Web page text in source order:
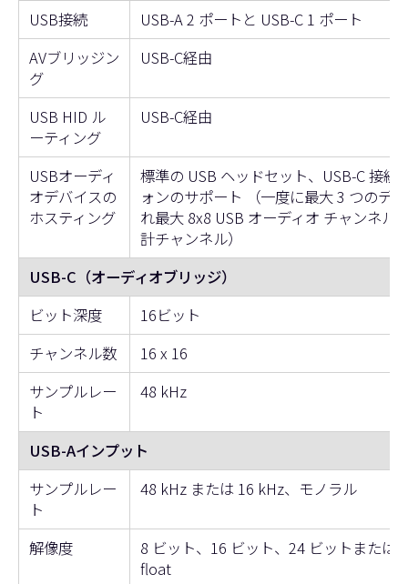
USB接続
USB-A 2 ポートと USB-C 1 ポート
AVブリッジン
グ
USB-C経由
USB HID ル
ーティング
USB-C経由
USBオーディ
オデバイスの
ホスティング
標準の USB ヘッドセット、USB-C 接続
ォンのサポート （一度に最大 3 つのデ
れ最大 8x8 USB オーディオ チャンネル
計チャンネル）
USB-C（オーディオブリッジ）
ビット深度
16ビット
チャンネル数
16 x 16
サンプルレー
ト
48 kHz
USB-Aインプット
サンプルレー
ト
48 kHz または 16 kHz、モノラル
解像度
8 ビット、16 ビット、24 ビットまたは
float